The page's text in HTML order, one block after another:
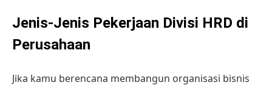
Jenis-Jenis Pekerjaan Divisi HRD di
Perusahaan
Jika kamu berencana membangun organisasi bisnis